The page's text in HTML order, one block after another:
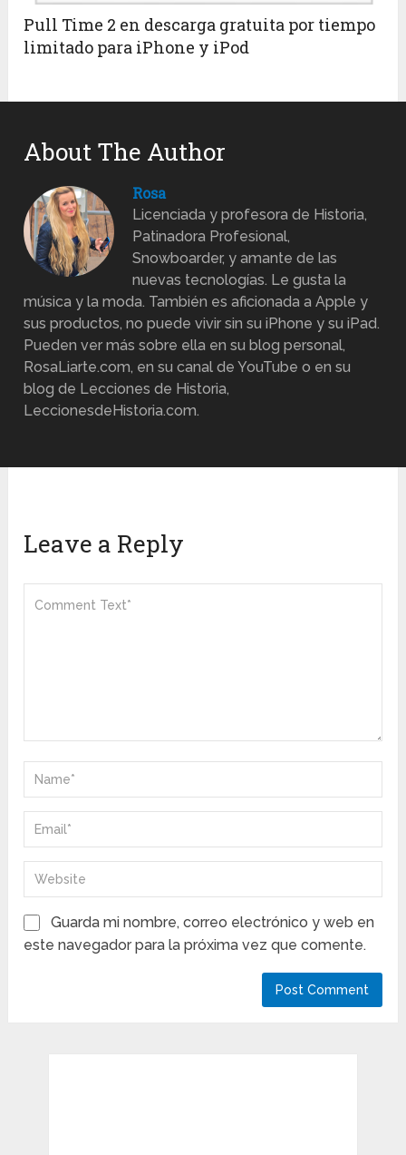
Pull Time 2 en descarga gratuita por tiempo
limitado para iPhone y iPod
About The Author
Rosa
Licenciada y profesora de Historia,
Patinadora Profesional,
Snowboarder, y amante de las
nuevas tecnologías. Le gusta la
música y la moda. También es aficionada a Apple y
sus productos, no puede vivir sin su iPhone y su iPad.
Pueden ver más sobre ella en su blog personal,
RosaLiarte.com, en su canal de YouTube o en su
blog de Lecciones de Historia,
LeccionesdeHistoria.com.
Leave a Reply
Guarda mi nombre, correo electrónico y web en
este navegador para la próxima vez que comente.